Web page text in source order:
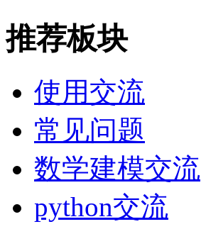
推荐板块
使用交流
常见问题
数学建模交流
python交流